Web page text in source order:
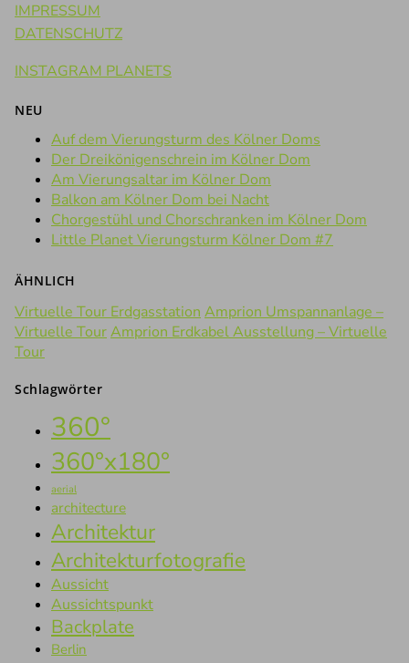
IMPRESSUM
DATENSCHUTZ
INSTAGRAM PLANETS
NEU
Auf dem Vierungsturm des Kölner Doms
Der Dreikönigenschrein im Kölner Dom
Am Vierungsaltar im Kölner Dom
Balkon am Kölner Dom bei Nacht
Chorgestühl und Chorschranken im Kölner Dom
Little Planet Vierungsturm Kölner Dom #7
ÄHNLICH
Virtuelle Tour Erdgasstation Amprion Umspannanlage –
Virtuelle TourAmprion Erdkabel Ausstellung – Virtuelle
Tour
Schlagwörter
360°
360°x180°
aerial
architecture
Architektur
Architekturfotografie
Aussicht
Aussichtspunkt
Backplate
Berlin